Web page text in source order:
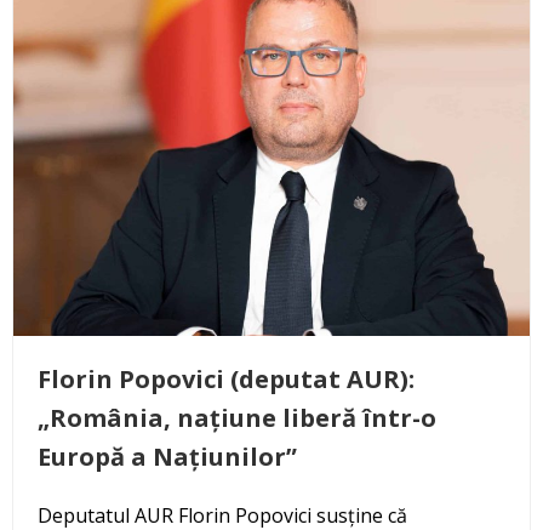
Florin Popovici (deputat AUR):
„România, națiune liberă într-o
Europă a Națiunilor”
Deputatul AUR Florin Popovici susține că